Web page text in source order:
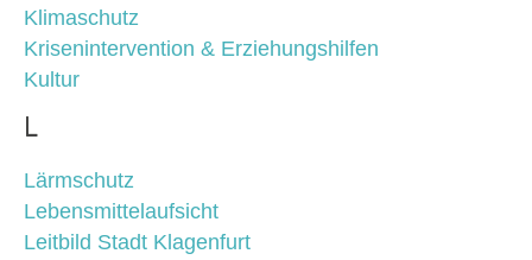
Klimaschutz
Krisenintervention & Erziehungshilfen
Kultur
L
Lärmschutz
Lebensmittelaufsicht
Leitbild Stadt Klagenfurt